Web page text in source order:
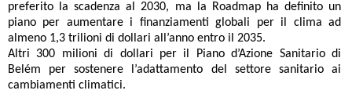
preferito la scadenza al 2030, ma la Roadmap ha definito un
piano per aumentare i finanziamenti globali per il clima ad
almeno 1,3 trilioni di dollari all’anno entro il 2035.
Altri 300 milioni di dollari per il Piano d’Azione Sanitario di
Belém per sostenere l’adattamento del settore sanitario ai
cambiamenti climatici.